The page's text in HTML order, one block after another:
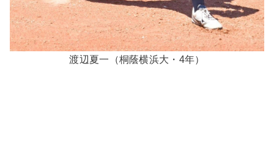
渡辺夏一（桐蔭横浜大・4年）